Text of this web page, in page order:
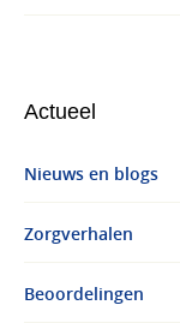
Actueel
Nieuws en blogs
Zorgverhalen
Beoordelingen